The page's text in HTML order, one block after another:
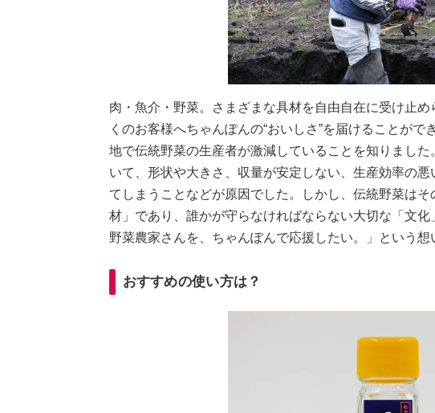
肉・魚介・野菜。さまざまな具材を自由自在に受け止
くのお客様へちゃんぽんの“おいしさ”を届けることが
地で伝統野菜の生産者が激減していることを知りまし
いて、形状や大きさ、収量が安定しない、生産効率の
てしまうことなどが原因でした。しかし、伝統野菜は
材」であり、誰かが守らなければならない大切な「文
野菜農家さんを、ちゃんぽんで応援したい。」という想
おすすめの使い方は？